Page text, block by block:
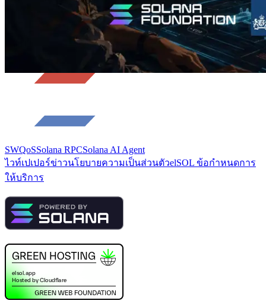
SWQoSSolana RPCSolana AI Agent
ไวท์เปเปอร์ข่าวนโยบายความเป็นส่วนตัวelSOL ข้อกำหนดการ
ให้บริการ